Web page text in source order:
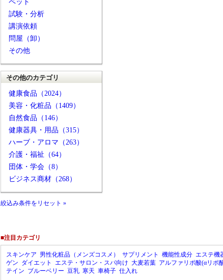
ペット
試験・分析
講演依頼
問屋（卸）
その他
その他のカテゴリ
健康食品（2024）
美容・化粧品（1409）
自然食品（146）
健康器具・用品（315）
ハーブ・アロマ（263）
介護・福祉（64）
団体・学会（8）
ビジネス商材（268）
絞込み条件をリセット »
■注目カテゴリ
スキンケア 男性化粧品（メンズコスメ） サプリメント 機能性成分 エステ機
ゲン ダイエット エステ・サロン・スパ向け 大麦若葉 アルファリポ酸(αリポ
テイン ブルーベリー 豆乳 寒天 車椅子 仕入れ